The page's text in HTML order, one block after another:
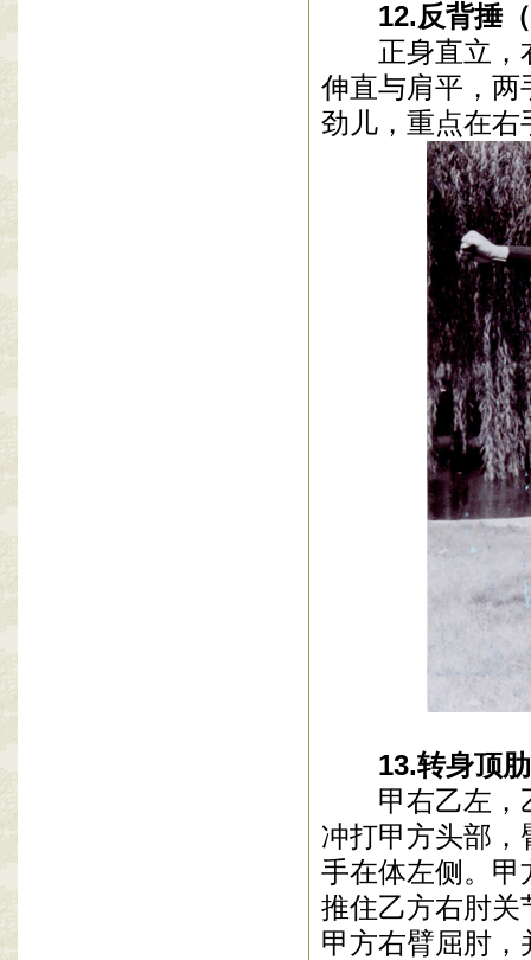
12.反背捶
正身直立，
伸直与肩平，两
劲儿，重点在右
13.转身顶
甲右乙左，
冲打甲方头部
手在体左侧。甲
推住乙方右肘关
甲方右臂屈肘